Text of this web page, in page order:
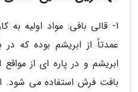
1- قالی بافی: مواد اولیه به
عمدتاً از ابریشم بوده که
ابریشم و در پاره ای از
بافت فرش استفاده می شود.